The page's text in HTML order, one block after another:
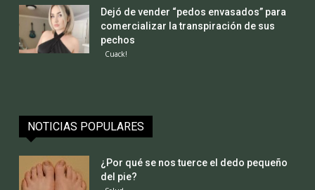
Dejó de vender “pedos envasados” para
comercializar la transpiración de sus
pechos
Cuack!
NOTICIAS POPULARES
¿Por qué se nos tuerce el dedo pequeño
del pie?